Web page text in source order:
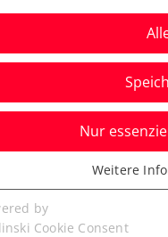
Fifteen
der
Nur
Cookies werden
benötigt. Dadurch
Weitere
by
Cookie Consent